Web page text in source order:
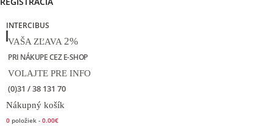
INTERCIBUS
VAŠA ZĽAVA 2%
PRI NÁKUPE CEZ E-SHOP
VOLAJTE PRE INFO
(0)31 / 38 131 70
Nákupný košík
0 položiek - 0.00€